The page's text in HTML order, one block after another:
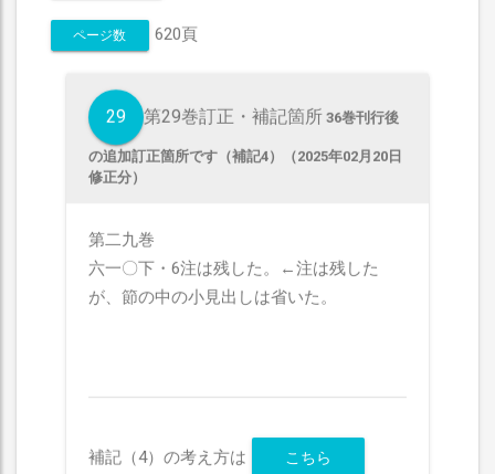
ページ数 620頁
29 第29巻訂正・補記箇所 36巻刊行後
の追加訂正箇所です（補記4）（2025年02月20日
修正分）
第二九巻
六一〇下・6注は残した。←注は残した
が、節の中の小見出しは省いた。
補記（4）の考え方は こちら